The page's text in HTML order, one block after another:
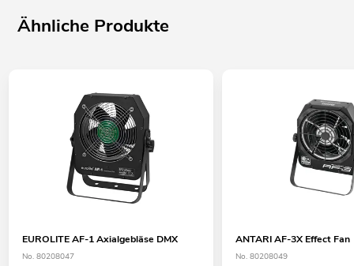
Ähnliche Produkte
EUROLITE AF-1 Axialgebläse DMX
No. 80208047
ANTARI AF-3X Effect Fan
No. 80208049